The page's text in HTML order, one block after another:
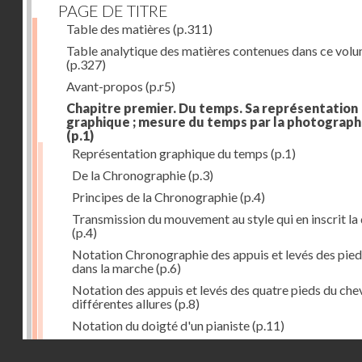
PAGE DE TITRE
Table des matières (p.311)
Table analytique des matières contenues dans ce
(p.327)
Avant-propos (p.r5)
Chapitre premier. Du temps. Sa représentation
graphique ; mesure du temps par la
(p.1)
Représentation graphique du temps (p.1)
De la Chronographie(p.3)
Principes de la Chronographie(p.4)
Transmission du mouvement au style qui en inscrit la
(p.4)
Notation Chronographie des appuis et levés des
dans la marche(p.6)
Notation des appuis et levés des quatre pieds du
différentes allures (p.8)
Notation du doigté d'un pianiste(p.11)